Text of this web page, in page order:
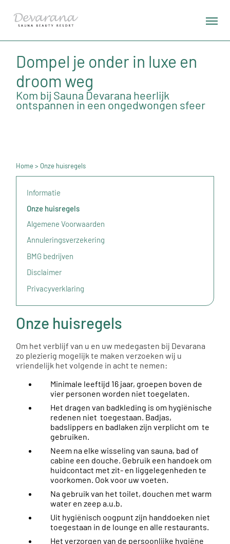
Dompel je onder in luxe en
droom weg
Kom bij Sauna Devarana heerlijk
ontspannen in een ongedwongen sfeer
Home> Onze huisregels
Informatie
Onze huisregels
Algemene Voorwaarden
Annuleringsverzekering
BMG bedrijven
Disclaimer
Privacyverklaring
Onze huisregels
Om het verblijf van u en uw medegasten bij Devarana
zo plezierig mogelijk te maken verzoeken wij u
vriendelijk het volgende in acht te nemen:
Minimale leeftijd 16 jaar, groepen boven de
vier personen worden niet toegelaten.
Het dragen van badkleding is om hygiënische
redenen niet toegestaan. Badjas,
badslippers en badlaken zijn verplicht om te
gebruiken.
Neem na elke wisseling van sauna, bad of
cabine een douche. Gebruik een handoek om
huidcontact met zit- en liggelegenheden te
voorkomen. Ook voor uw voeten.
Na gebruik van het toilet, douchen met warm
water en zeep a.u.b.
Uit hygiënisch oogpunt zijn handdoeken niet
toegestaan in de lounge en alle restaurants.
Het verzorgen van de persoonlijke hygiëne